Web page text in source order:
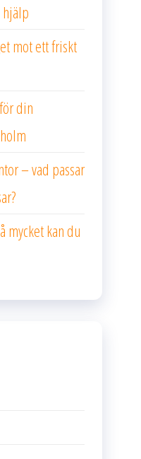
mot ett friskt
din
– vad passar
mycket kan du